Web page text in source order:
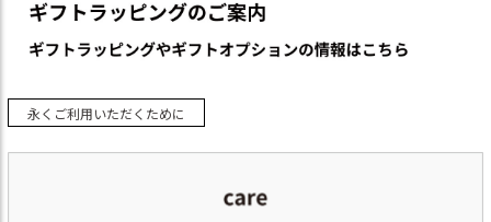
永くご利用いただくために